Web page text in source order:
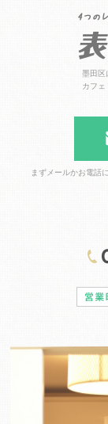
墨田区
カフェ
まずメールかお電話